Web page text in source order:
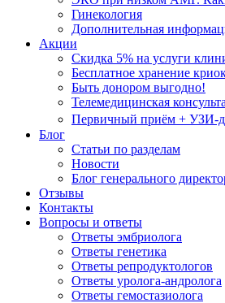
Гинекология
Дополнительная
Акции
Скидка 5% на услуги
Бесплатное хранение
Быть донором выгодно!
Телемедицинская
Первичный приём + УЗИ-
Блог
Статьи по разделам
Новости
Блог генерального
Отзывы
Контакты
Вопросы и ответы
Ответы эмбриолога
Ответы генетика
Ответы репродуктологов
Ответы уролога-андролога
Ответы гемостазиолога